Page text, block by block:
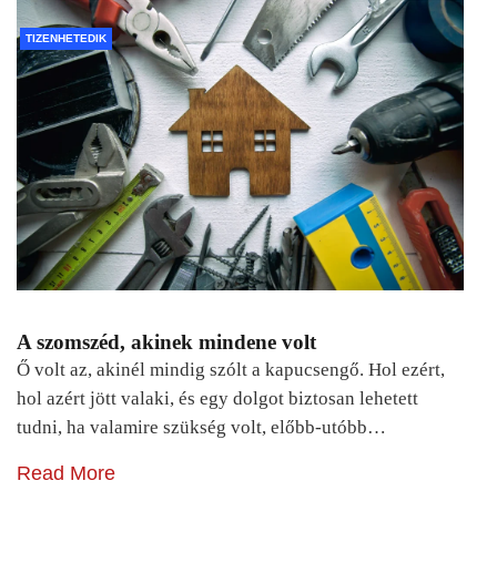
TIZENHETEDIK
A szomszéd, akinek mindene volt
Ő volt az, akinél mindig szólt a kapucsengő. Hol ezért,
hol azért jött valaki, és egy dolgot biztosan lehetett
tudni, ha valamire szükség volt, előbb-utóbb…
Read More